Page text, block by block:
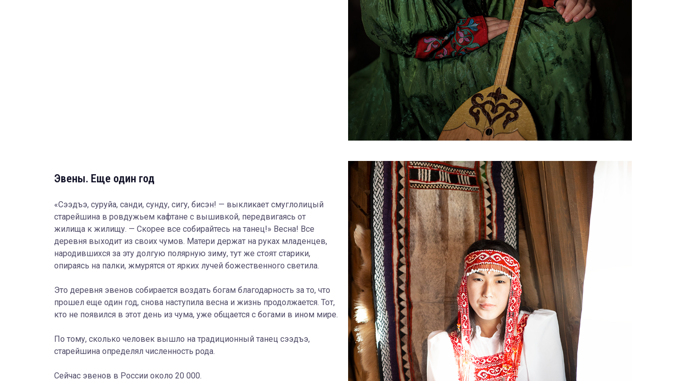
Эвены. Еще один год
«Сээдъэ, суруйа, санди, сунду, сигу, бисэн! — выкликает смуглолицый
старейшина в ровдужьем кафтане с вышивкой, передвигаясь от
жилища к жилищу. — Скорее все собирайтесь на танец!» Весна! Все
деревня выходит из своих чумов. Матери держат на руках младенцев,
народившихся за эту долгую полярную зиму, тут же стоят старики,
опираясь на палки, жмурятся от ярких лучей божественного светила.
Это деревня эвенов собирается воздать богам благодарность за то, что
прошел еще один год, снова наступила весна и жизнь продолжается. Тот,
кто не появился в этот день из чума, уже общается с богами в ином мире.
По тому, сколько человек вышло на традиционный танец сээдъэ,
старейшина определял численность рода.
Сейчас эвенов в России около 20 000.